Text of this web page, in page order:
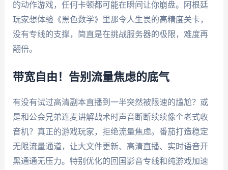
的动作游戏，任何卡顿都可能在瞬间让你崩盘。阿根廷
玩家想体验《黑色数学》里那令人生畏的高精度关卡，
没有专线的支撑，简直是在挑战服务器的极限，难度再
翻倍。
带宽自由！告别流量焦虑的底气
有没有试过高清副本直播到一半突然被限速的尴尬？或
是和公会兄弟连麦讲解战术时声音断断续续像个老式收
音机？真正的游戏玩家，拒绝流量焦虑。番茄打造稳定
无限流量通道，让大文件更新、高清直播、实时语音开
黑通通无压力。特别优化的回国影音专线和纯游戏加速